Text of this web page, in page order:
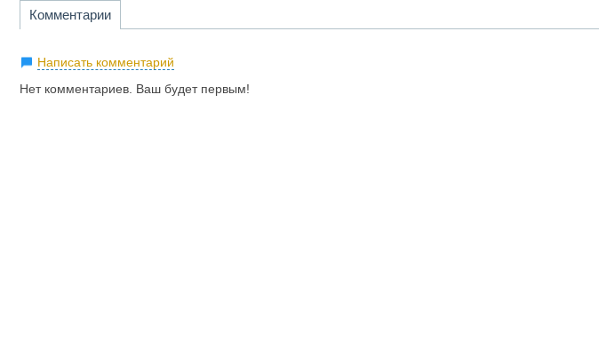
Комментарии
Написать комментарий
Нет комментариев. Ваш будет первым!